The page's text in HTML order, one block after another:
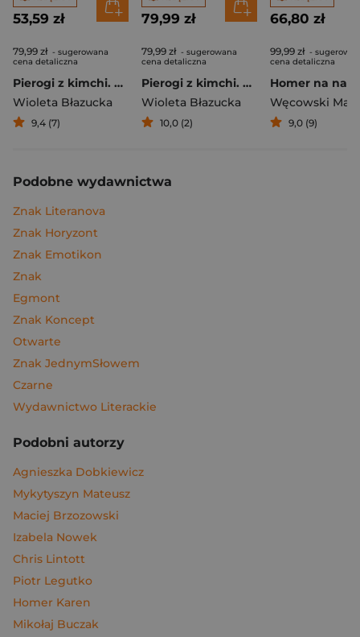
53,59 zł
79,99 zł - sugerowana
cena detaliczna
Pierogi z kimchi. Moje ulubione azjatyckie przepisy
Wioleta Błazucka
9,4 (7)
79,99 zł
79,99 zł - sugerowana
cena detaliczna
Pierogi z kimchi. Moje ulubione azjatyckie przepisy - książka z autografem
Wioleta Błazucka
10,0 (2)
66,80 zł
99,99 zł -
cena detaliczna
Węcowski
9,0 (9)
Podobne wydawnictwa
Znak Literanova
Znak Horyzont
Znak Emotikon
Znak
Egmont
Znak Koncept
Otwarte
Znak JednymSłowem
Czarne
Wydawnictwo Literackie
Podobni autorzy
Agnieszka Dobkiewicz
Mykytyszyn Mateusz
Maciej Brzozowski
Izabela Nowek
Chris Lintott
Piotr Legutko
Homer Karen
Mikołaj Buczak